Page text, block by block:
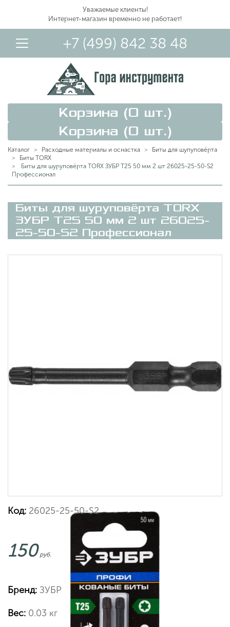
Уважаемые клиенты!
Интернет-магазин временно не работает!
+7 (499) 842 38 48
Вход в Личный Кабинет
Корзина (0 шт.)
Корзина (0 шт.)
Каталог Расходные материалы и оснастка
Биты для шупуповёрта
Биты TORX
Биты для шуруповёрта TORX ЗУБР T25 50 мм 2 шт 26025-25-50-S2
Профессионал
Биты для шуруповёрта TORX
ЗУБР T25 50 мм 2 шт 26025-
25-50-S2 Профессионал
Код: 26025-25-50-S2
150 руб.
Бренд: ЗУБР
Вес: 0.03 кг